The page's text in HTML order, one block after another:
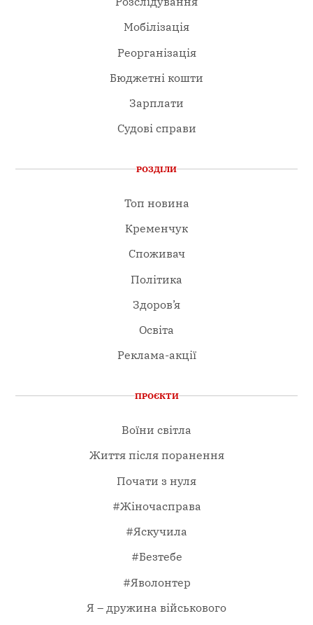
Мобілізація
Реорганізація
Бюджетні кошти
Зарплати
Судові справи
РОЗДІЛИ
Топ новина
Кременчук
Споживач
Політика
Здоров’я
Освіта
Реклама-акції
ПРОЄКТИ
Воїни світла
Життя після поранення
Почати з нуля
#Жіночасправа
#Яскучила
#Безтебе
#Яволонтер
Я – дружина військового